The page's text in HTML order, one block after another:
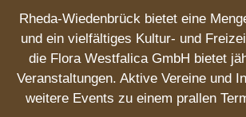
Rheda-Wiedenbrück bietet eine
und ein vielfältiges Kultur- und
die Flora Westfalica GmbH bietet
Veranstaltungen. Aktive Vereine und
weitere Events zu einem prallen